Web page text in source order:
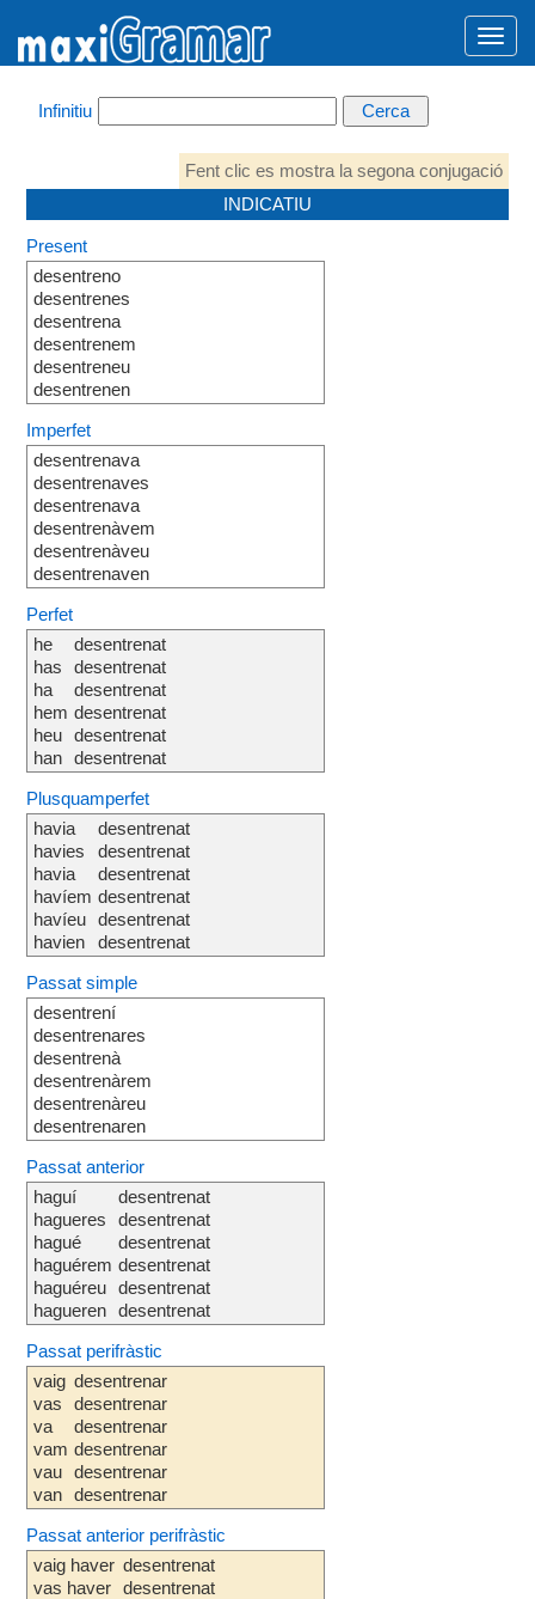
Infinitiu
Fent clic es mostra la segona conjugació
INDICATIU
Present
desentreno
desentrenes
desentrena
desentrenem
desentreneu
desentrenen
Imperfet
desentrenava
desentrenaves
desentrenava
desentrenàvem
desentrenàveu
desentrenaven
Perfet
he
has
ha
hem
heu
han
desentrenat
desentrenat
desentrenat
desentrenat
desentrenat
desentrenat
Plusquamperfet
havia
havies
havia
havíem
havíeu
havien
desentrenat
desentrenat
desentrenat
desentrenat
desentrenat
desentrenat
Passat simple
desentrení
desentrenares
desentrenà
desentrenàrem
desentrenàreu
desentrenaren
Passat anterior
haguí
hagueres
hagué
haguérem
haguéreu
hagueren
desentrenat
desentrenat
desentrenat
desentrenat
desentrenat
desentrenat
Passat perifràstic
vaig
vas
va
vam
vau
van
desentrenar
desentrenar
desentrenar
desentrenar
desentrenar
desentrenar
Passat anterior perifràstic
vaig haver
vas haver
desentrenat
desentrenat